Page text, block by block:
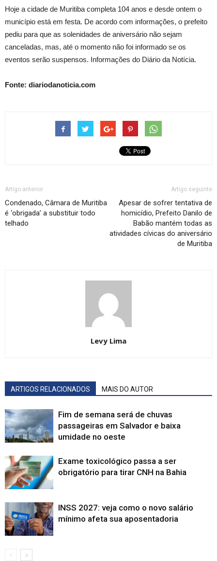
Hoje a cidade de Muritiba completa 104 anos e desde ontem o
município está em festa. De acordo com informações, o prefeito
pediu para que as solenidades de aniversário não sejam
canceladas, mas, até o momento não foi informado se os
eventos serão suspensos. Informações do Diário da Notícia.
Fonte: diariodanoticia.com
Artigo anterior
Condenado, Câmara de Muritiba
é ‘obrigada’ a substituir todo
telhado
Artigo seguinte
Apesar de sofrer tentativa de
homicídio, Prefeito Danilo de
Babão mantém todas as
atividades cívicas do aniversário
de Muritiba
Levy Lima
ARTIGOS RELACIONADOS MAIS DO AUTOR
Fim de semana será de chuvas
passageiras em Salvador e baixa
umidade no oeste
Exame toxicológico passa a ser
obrigatório para tirar CNH na Bahia
INSS 2027: veja como o novo salário
mínimo afeta sua aposentadoria